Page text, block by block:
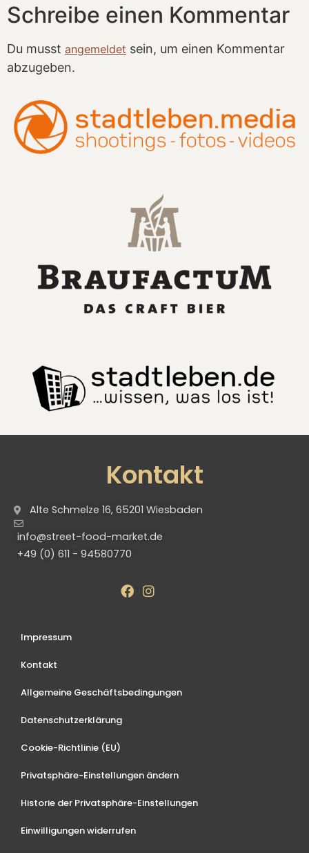
Schreibe einen Kommentar
Du musst angemeldet sein, um einen Kommentar
abzugeben.
Kontakt
Alte Schmelze 16, 65201 Wiesbaden
info@street-food-market.de
+49 (0) 611 - 94580770
Impressum
Kontakt
Allgemeine Geschäftsbedingungen
Datenschutzerklärung
Cookie-Richtlinie (EU)
Privatsphäre-Einstellungen ändern
Historie der Privatsphäre-Einstellungen
Einwilligungen widerrufen